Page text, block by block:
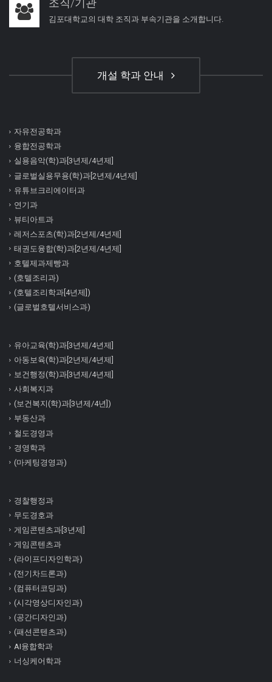
조직/기관
김포대학교의 대학 조직과 부속기관을 소개합니다.
개설 학과 안내
자유전공학과
융합전공학과
실용음악(학)과[3년제/4년제]
글로벌실용무용(학)과[2년제/4년제]
유튜브크리에이터과
연기과
뷰티아트과
레저스포츠(학)과[2년제/4년제]
태권도융합(학)과[2년제/4년제]
호텔제과제빵과
(호텔조리과)
(호텔조리학과[4년제])
(글로벌호텔서비스과)
유아교육(학)과[3년제/4년제]
아동보육(학)과[2년제/4년제]
보건행정(학)과[3년제/4년제]
사회복지과
(보건복지(학)과[3년제/4년])
부동산과
철도경영과
경영학과
(마케팅경영과)
경찰행정과
무도경호과
게임콘텐츠과[3년제]
게임콘텐츠과
(라이프디자인학과)
(전기차드론과)
(컴퓨터코딩과)
(시각영상디자인과)
(공간디자인과)
(패션콘텐츠과)
AI융합학과
너싱케어학과